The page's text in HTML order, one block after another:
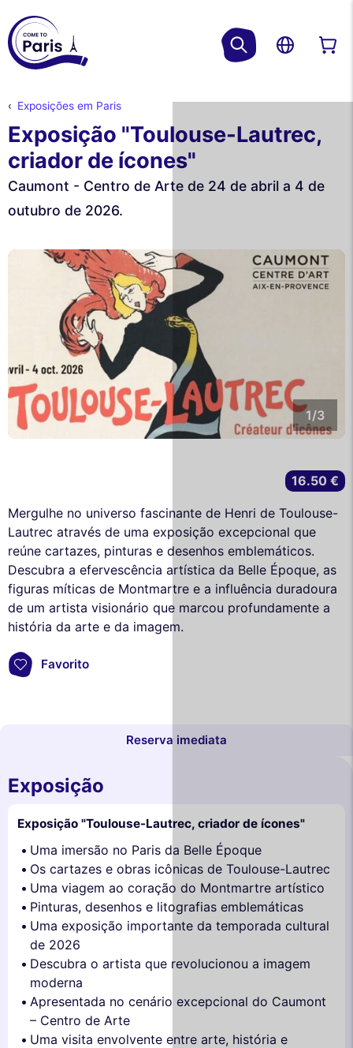
Exposições em Paris
Exposição "Toulouse-Lautrec,
criador de ícones"
Caumont - Centro de Arte de 24 de abril a 4 de
outubro de 2026.
1/3
Mergulhe no universo fascinante de Henri de Toulouse-
Lautrec através de uma exposição excepcional que
reúne cartazes, pinturas e desenhos emblemáticos.
Descubra a efervescência artística da Belle Époque, as
figuras míticas de Montmartre e a influência duradoura
de um artista visionário que marcou profundamente a
história da arte e da imagem.
Favorito
16.50 €
Reserva imediata
Exposição
Exposição "Toulouse-Lautrec, criador de ícones"
Uma imersão no Paris da Belle Époque
Os cartazes e obras icônicas de Toulouse-Lautrec
Uma viagem ao coração do Montmartre artístico
Pinturas, desenhos e litografias emblemáticas
Uma exposição importante da temporada cultural
de 2026
Descubra o artista que revolucionou a imagem
moderna
Apresentada no cenário excepcional do Caumont
– Centro de Arte
Uma visita envolvente entre arte, história e